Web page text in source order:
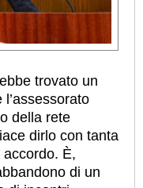
trovato un
della rete
dirlo con tanta
È,
di un